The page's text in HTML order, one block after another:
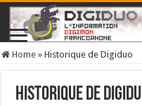
Home » Historique de Digiduo
Historique de